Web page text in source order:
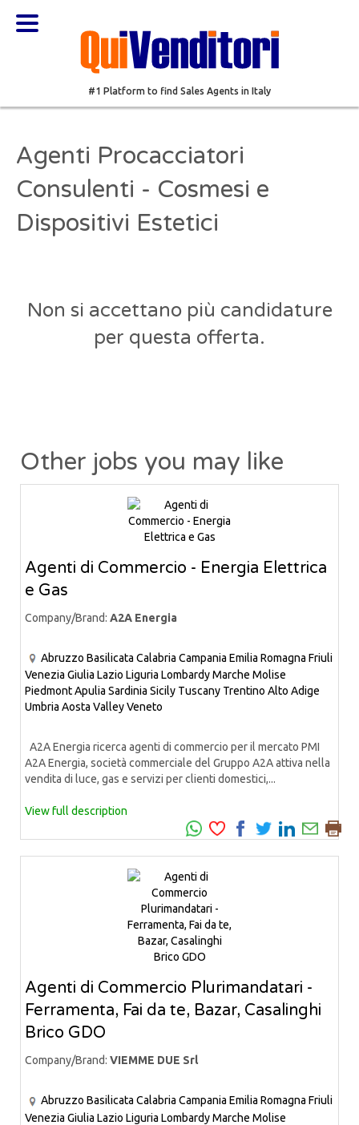
#1 Platform to find Sales Agents in Italy
Agenti Procacciatori
Consulenti - Cosmesi e
Dispositivi Estetici
Non si accettano più candidature
per questa offerta.
Other jobs you may like
Agenti di Commercio - Energia Elettrica
e Gas
Company/Brand: A2A Energia
Abruzzo Basilicata Calabria Campania Emilia Romagna Friuli
Venezia Giulia Lazio Liguria LombardyMarche Molise
PiedmontApulia Sardinia Sicily Tuscany Trentino Alto Adige
Umbria Aosta ValleyVeneto
A2A Energia ricerca agenti di commercio per il mercato PMI
A2A Energia, società commerciale del Gruppo A2A attiva nella
vendita di luce, gas e servizi per clienti domestici,...
View full description
Agenti di Commercio Plurimandatari -
Ferramenta, Fai da te, Bazar, Casalinghi
Brico GDO
Company/Brand: VIEMME DUE Srl
Abruzzo Basilicata Calabria Campania Emilia Romagna Friuli
Venezia Giulia Lazio Liguria LombardyMarche Molise